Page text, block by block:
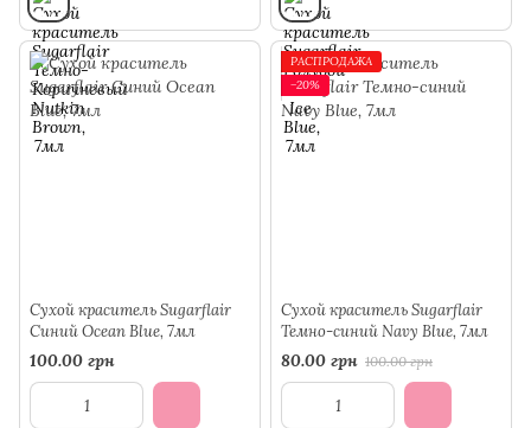
Сухой краситель Sugarflair
Синий Ocean Blue, 7мл
100.00 грн
РАСПРОДАЖА
−20%
Сухой краситель Sugarflair
Темно-синий Navy Blue, 7мл
80.00 грн 100.00 грн